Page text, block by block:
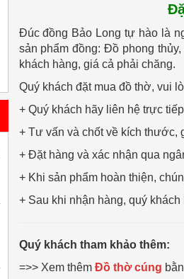
Đúc đồng Bảo Long tự hào là
sản phẩm đồng: Đồ phong
khách hàng, giá cả phải chăng.
Quý khách đặt mua đồ thờ, vui
+ Quý khách hãy liên hệ trực
+ Tư vấn và chốt về kích thước,
+ Đặt hàng và xác nhận qua
+ Khi sản phẩm hoàn thiện,
+ Sau khi nhận hàng, quý
Quý khách tham khảo thêm:
=>> Xem thêm Đồ thờ cúng